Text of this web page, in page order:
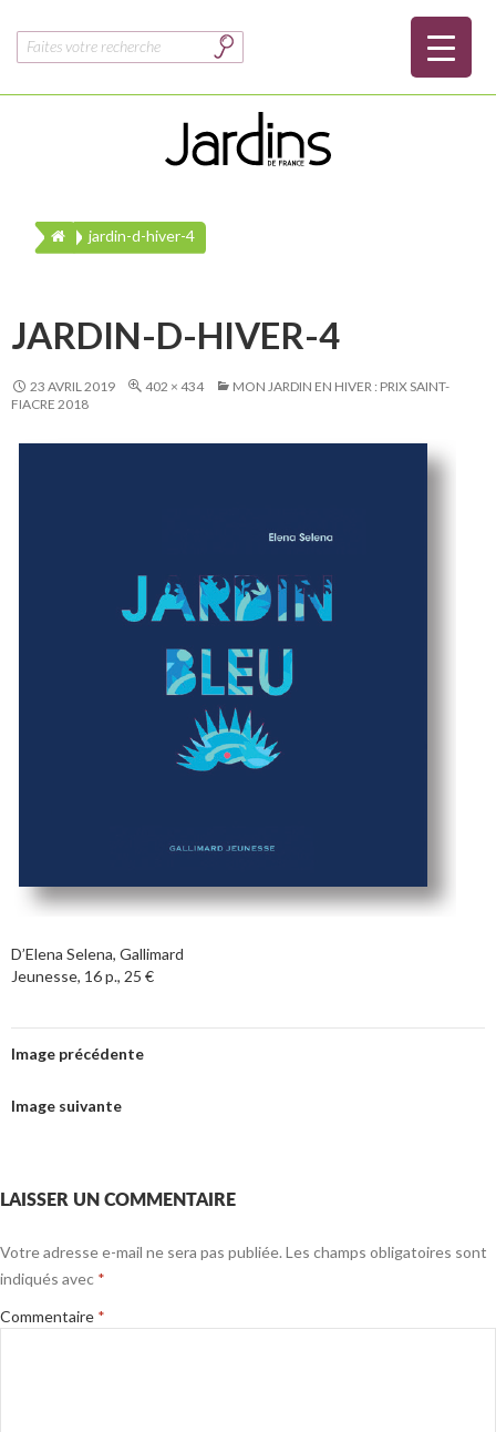
Rechercher :
jardin-d-hiver-4
JARDIN-D-HIVER-4
23 AVRIL 2019 402 × 434
MON JARDIN EN HIVER : PRIX SAINT-
FIACRE 2018
D’Elena Selena, Gallimard
Jeunesse, 16 p., 25 €
Image précédente
Image suivante
LAISSER UN COMMENTAIRE
Votre adresse e-mail ne sera pas publiée. Les champs obligatoires sont
indiqués avec *
Commentaire *